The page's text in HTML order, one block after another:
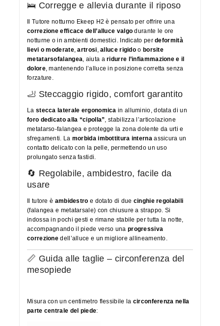
🛌 Corregge e allevia durante il riposo
Il Tutore notturno Ekeep H2 è pensato per offrire una
correzione efficace dell’alluce valgo durante le ore
notturne o in ambienti domestici. Indicato perdeformità
lievi o moderate,artrosi,alluce rigido o borsite
metatarsofalangea, aiuta aridurre l’infiammazione e il
dolore, mantenendo l’alluce in posizione corretta senza
forzature.
🦶 Steccaggio rigido, comfort garantito
La stecca laterale ergonomica in alluminio, dotata di un
foro dedicato alla “cipolla”, stabilizza l’articolazione
metatarso-falangea e protegge la zona dolente da urti e
sfregamenti. La morbida imbottitura internaassicura un
contatto delicato con la pelle, permettendo un uso
prolungato senza fastidi.
🔄 Regolabile, ambidestro, facile da
usare
Il tutore è ambidestro e dotato di due cinghie regolabili
(falangea e metatarsale) con chiusure a strappo. Si
indossa in pochi gesti e rimane stabile per tutta la notte,
accompagnando il piede verso una progressiva
correzione dell’alluce e un migliore allineamento.
📏 Guida alle taglie – circonferenza del
mesopiede
Misura con un centimetro flessibile la circonferenza nella
parte centrale del piede: